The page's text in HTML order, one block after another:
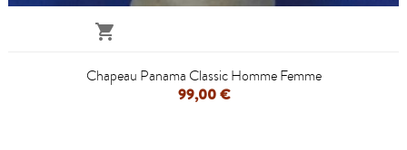

Chapeau Panama Classic Homme Femme
99,00 €